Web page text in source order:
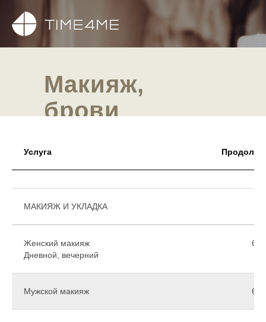
Макияж,
брови
Услуга
МАКИЯЖ И УКЛАДКА
Женский макияж
Дневной, вечерний
60
Мужской макияж 60